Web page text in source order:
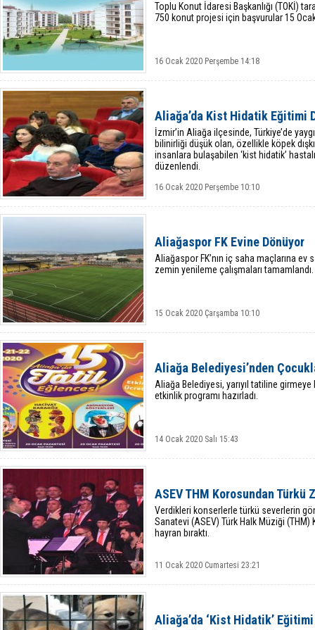
Toplu Konut İdaresi Başkanlığı (TOKİ)
750 konut projesi için başvurular 15
16 Ocak 2020 Perşembe 14:18
Aliağa’da Kist Hidatik Eğitimi
İzmir’in Aliağa ilçesinde, Türkiye’de
bilinirliği düşük olan, özellikle köpek
insanlara bulaşabilen ‘kist hidatik’
düzenlendi.
16 Ocak 2020 Perşembe 10:10
Aliağaspor FK Evine Dönüyor
Aliağaspor FK’nın iç saha maçlarına
zemin yenileme çalışmaları tamamlandı.
15 Ocak 2020 Çarşamba 10:10
Aliağa Belediyesi’nden
Aliağa Belediyesi, yarıyıl tatiline
etkinlik programı hazırladı.
14 Ocak 2020 Salı 15:43
ASEV THM Korosundan Türkü
Verdikleri konserlerle türkü severlerin
Sanatevi (ASEV) Türk Halk Müziği (THM)
hayran bıraktı.
11 Ocak 2020 Cumartesi 23:21
Aliağa’da ‘Kist Hidatik’